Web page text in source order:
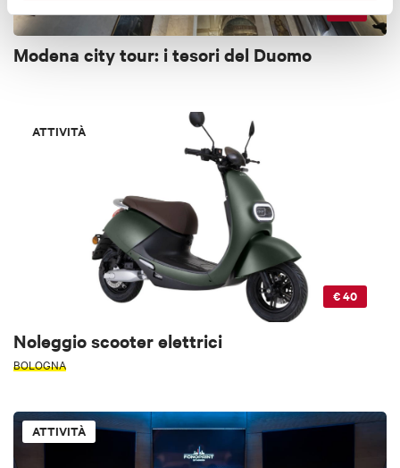
Modena city tour: i tesori del Duomo
ATTIVITÀ
€ 40
Noleggio scooter elettrici
BOLOGNA
ATTIVITÀ